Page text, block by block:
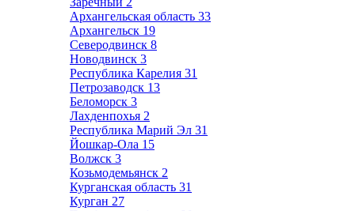
Архангельская область 33
Архангельск 19
Северодвинск 8
Новодвинск 3
Республика Карелия 31
Петрозаводск 13
Беломорск 3
Лахденпохья 2
Республика Марий Эл 31
Йошкар-Ола 15
Волжск 3
Козьмодемьянск 2
Курганская область 31
Курган 27